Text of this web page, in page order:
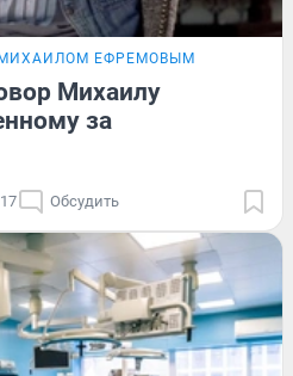
ЕФРЕМОВЫМ
Михаилу
за
Обсудить